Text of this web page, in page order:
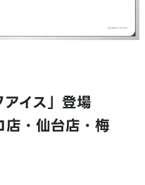
イス」登場
・仙台店・梅